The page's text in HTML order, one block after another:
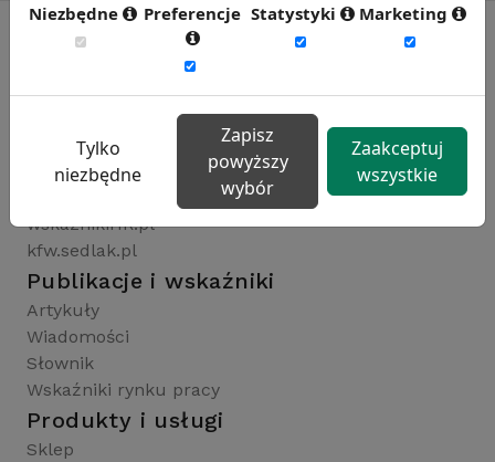
wynagrodzenia.pl
raportyplacowe.pl
wskaznikiHR.pl
kfw.sedlak.pl
Publikacje i wskaźniki
Artykuły
Wiadomości
Słownik
Wskaźniki rynku pracy
Produkty i usługi
Sklep
Niezbędne Preferencje Statystyki Marketing
Tylko
niezbędne
Zapisz
powyższy
wybór
Zaakceptuj
wszystkie